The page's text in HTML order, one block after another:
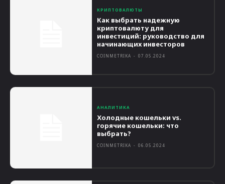
КРИПТОВАЛЮТЫ
Как выбрать надежную
криптовалюту для
инвестиций: руководство для
начинающих инвесторов
COINMETRIKA - 07.05.2024
АНАЛИТИКА
Холодные кошельки vs.
горячие кошельки: что
выбрать?
COINMETRIKA - 06.05.2024